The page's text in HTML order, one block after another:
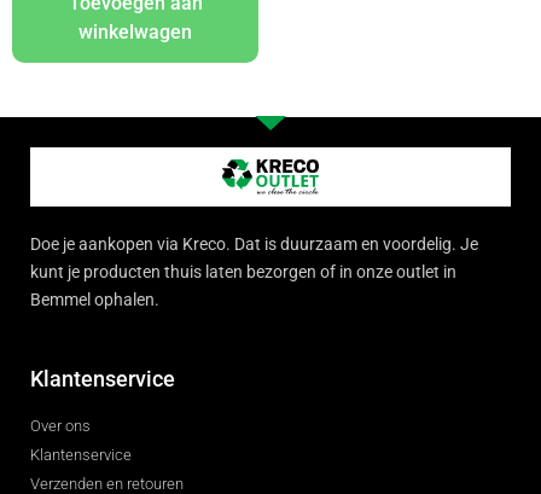
winkelwagen
Doe je aankopen via Kreco. Dat is duurzaam en voordelig. Je
kunt je producten thuis laten bezorgen of in onze outlet in
Bemmel ophalen.
Klantenservice
Over ons
Klantenservice
Verzenden en retouren